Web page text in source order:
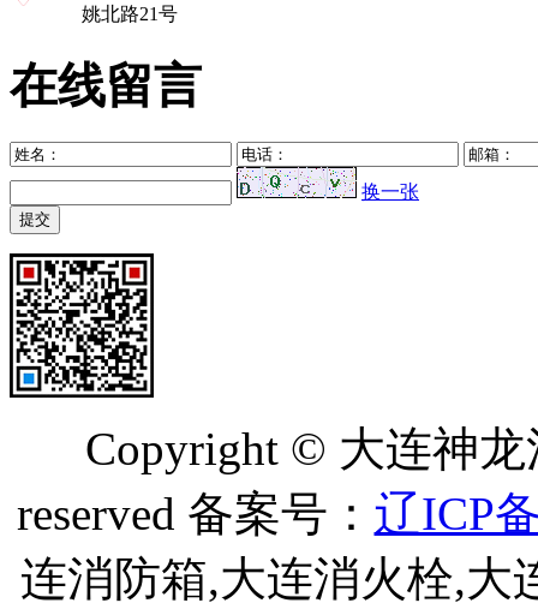
姚北路21号
在线留言
换一张
Copyright © 大连神
reserved 备案号： 辽ICP
连消防箱,大连消火栓,大